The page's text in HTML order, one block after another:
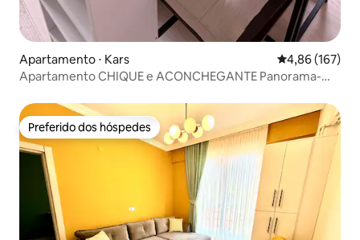
Apartamento ⋅ Kars 4,86 de uma
4,86 (167)
Apartamento CHIQUE e ACONCHEGANTE Panorama-
Preferido dos hóspedes
Preferido dos hóspedes